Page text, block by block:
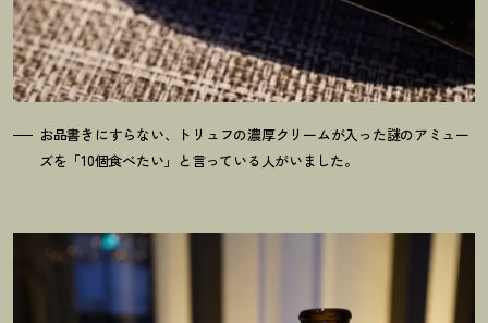
お品書きにすらない、トリュフの濃厚クリームが入った謎のアミュー
ズを「10個食べたい」と言っている人がいました。